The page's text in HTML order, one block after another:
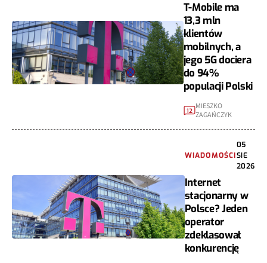
T-Mobile ma
13,3 mln
klientów
mobilnych, a
jego 5G dociera
do 94%
populacji Polski
12 MIESZKO
ZAGAŃCZYK
WIADOMOŚCI
05
SIE
2026
Internet
stacjonarny w
Polsce? Jeden
operator
zdeklasował
konkurencję